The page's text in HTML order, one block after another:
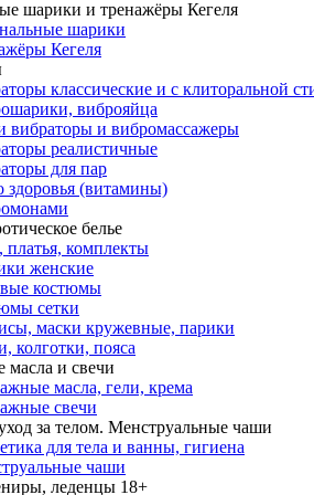
шарики и тренажёры Кегеля
шарики
Кегеля
классические и с клиторальной
виброяйца
вибраторы и вибромассажеры
реалистичные
для пар
здоровья (витамины)
белье
платья, комплекты
женские
костюмы
сетки
маски кружевные, парики
колготки, пояса
и свечи
масла, гели, крема
свечи
за телом. Менструальные чаши
для тела и ванны, гигиена
чаши
леденцы 18+